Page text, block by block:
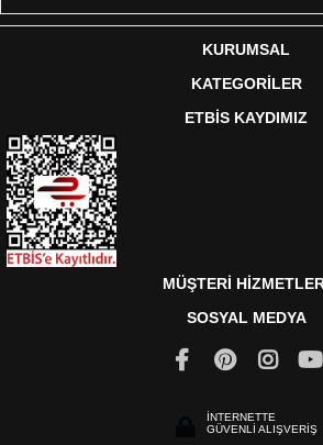
KURUMSAL
KATEGORİLER
ETBİS KAYDIMIZ
MÜŞTERİ
SOSYAL MEDYA
İNTERNETTE
GÜVENLİ ALIŞVERİŞ